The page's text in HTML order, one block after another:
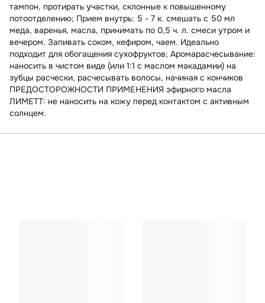
тампон, протирать участки, склонные к повышенному
потоотделению; Прием внутрь: 5 - 7 к. смешать с 50 мл
меда, варенья, масла, принимать по 0,5 ч. л. смеси утром и
вечером. Запивать соком, кефиром, чаем. Идеально
подходит для обогащения сухофруктов; Аромарасчесывание:
наносить в чистом виде (или 1:1 с маслом макадамии) на
зубцы расчески, расчесывать волосы, начиная с кончиков
ПРЕДОСТОРОЖНОСТИ ПРИМЕНЕНИЯ эфирного масла
ЛИМЕТТ: не наносить на кожу перед контактом с активным
солнцем.